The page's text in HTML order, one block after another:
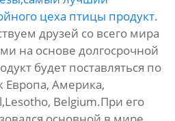
цеха птицы продукт.
друзей со всего мира
на основе долгосрочной
будет поставляться по
Европа, Америка,
Belgium.При его